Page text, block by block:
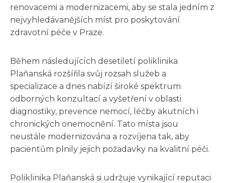
renovacemi a modernizacemi, aby se stala jedním z
nejvyhledávanějších míst pro poskytování
zdravotní péče v Praze.
Během následujících desetiletí poliklinika
Plaňanská rozšířila svůj rozsah služeb a
specializace a dnes nabízí široké spektrum
odborných konzultací a vyšetření v oblasti
diagnostiky, prevence nemocí, léčby akutních i
chronických onemocnění. Tato místa jsou
neustále modernizována a rozvíjena tak, aby
pacientům plnily jejich požadavky na kvalitní péči.
Poliklinika Plaňanská si udržuje vynikající reputaci